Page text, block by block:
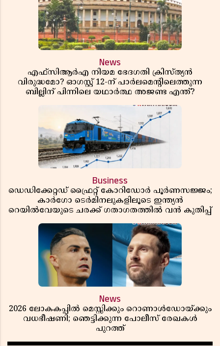
News
എഫ്സിആർഎ നിയമ ഭേദഗതി ക്രിസ്ത്യൻ
വിരുദ്ധമോ? ഓഗസ്റ്റ് 12-ന് പാർലമെന്റിലെത്തുന്ന
ബില്ലിന് പിന്നിലെ യഥാർത്ഥ അജണ്ട എന്ത്?
Business
ഡെഡിക്കേറ്റഡ് ഫ്രൈറ്റ് കോറിഡോർ പൂർണസജ്ജം;
കാർഗോ ടെർമിനലുകളിലൂടെ ഇന്ത്യൻ
റെയിൽവേയുടെ ചരക്ക് ഗതാഗതത്തിൽ വൻ കുതിപ്പ്
News
2026 ലോകകപ്പിൽ മെസ്സിക്കും റൊണാൾഡോയ്ക്കും
വധഭീഷണി; ഞെട്ടിക്കുന്ന പോലീസ് രേഖകൾ
പുറത്ത്